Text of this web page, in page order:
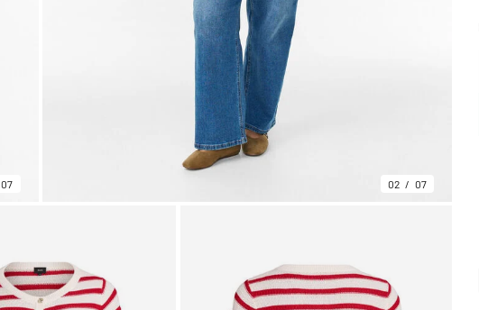
07 02 07